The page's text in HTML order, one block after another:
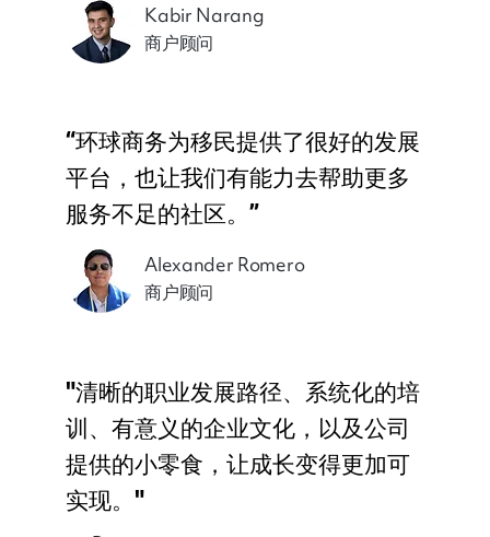
Kabir Narang
商户顾问
“环球商务为移民提供了很好的发展
平台，也让我们有能力去帮助更多
服务不足的社区。”
Alexander Romero
商户顾问
"清晰的职业发展路径、系统化的培
训、有意义的企业文化，以及公司
提供的小零食，让成长变得更加可
实现。"